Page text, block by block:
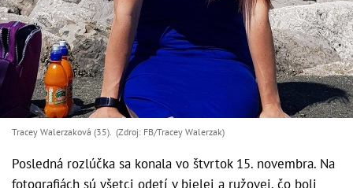
Tracey Walerzaková (35). (Zdroj: FB/Tracey Walerzak)
Posledná rozlúčka sa konala vo štvrtok 15. novembra. Na
fotografiách sú všetci odetí v bielej a ružovej, čo boli